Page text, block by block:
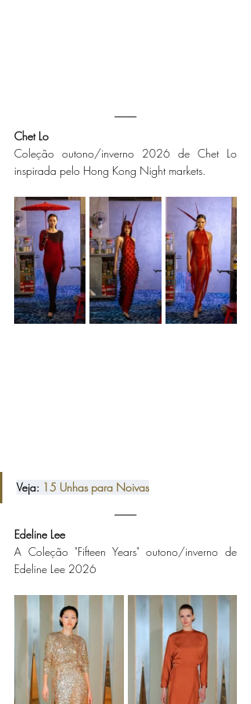
Chet Lo
Coleção outono/inverno 2026 de Chet Lo
inspirada pelo Hong Kong Night markets.
Veja: 15 Unhas para Noivas
Edeline Lee
A Coleção "Fifteen Years" outono/inverno de
Edeline Lee 2026